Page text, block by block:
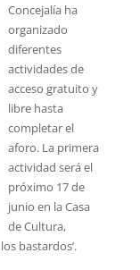
Concejalía ha
organizado
diferentes
actividades de
acceso gratuito y
libre hasta
completar el
aforo. La primera
actividad será el
próximo 17 de
junio en la Casa
de Cultura,
bastardos’.